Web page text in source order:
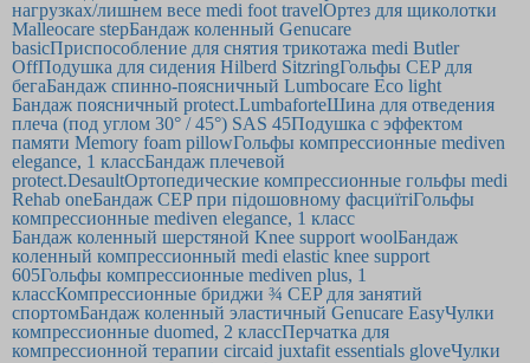
нагрузках/лишнем весе medi foot travelОртез для щиколотки
Malleocare stepБандаж коленный Genucare
basicПриспособление для снятия трикотажа medi Butler
OffПодушка для сидения Hilberd SitzringГольфы CEP для
бегаБандаж спинно-поясничный Lumbocare Eco light
Бандаж поясничный protect.LumbaforteШина для отведения
плеча (под углом 30° / 45°) SAS 45Подушка с эффектом
памяти Memory foam pillowГольфы компрессионные mediven
elegance, 1 классБандаж плечевой
protect.DesaultОртопедические компрессионные гольфы medi
Rehab oneБандаж CEP при підошовному фасциїтіГольфы
компрессионные mediven elegance, 1 класс
Бандаж коленный шерстяной Knee support woolБандаж
коленный компрессионный medi elastic knee support
605Гольфы компрессионные mediven plus, 1
классКомпрессионные бриджи ¾ CEP для занятий
спортомБандаж коленный эластичный Genucare EasyЧулки
компрессионные duomed, 2 классПерчатка для
компрессионной терапии circaid juxtafit essentials gloveЧулки